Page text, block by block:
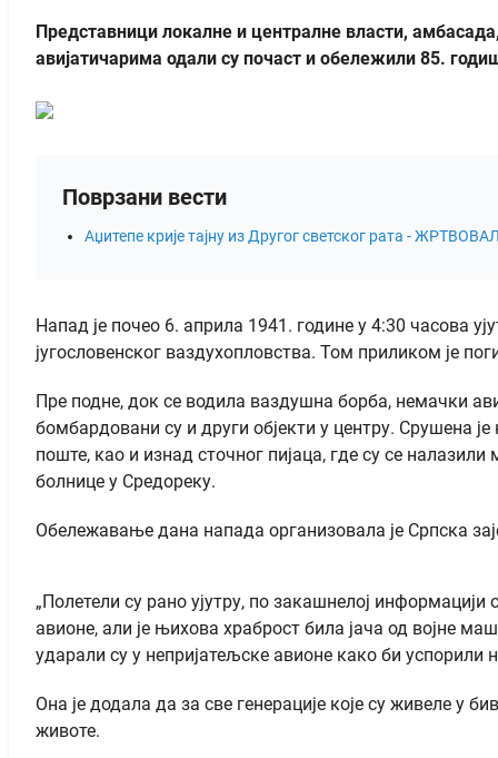
Представници локалне и централне власти,
авијатичарима одали су почаст и обележили 85.
Поврзани вести
Аџитепе крије тајну из Другог светског рата -
Напад је почео 6. априла 1941. године у 4:30 часова
југословенског ваздухопловства. Том приликом је
Пре подне, док се водила ваздушна борба, немачки
бомбардовани су и други објекти у центру. Срушена
поште, као и изнад сточног пијаца, где су се
болнице у Средореку.
Обележавање дана напада организовала је Српска
„Полетели су рано ујутру, по закашнелој
авионе, али је њихова храброст била јача од војне
ударали су у непријатељске авионе како би успорили
Она је додала да за све генерације које су живеле у
животе.